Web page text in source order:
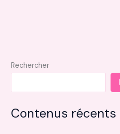
Rechercher
Contenus récents